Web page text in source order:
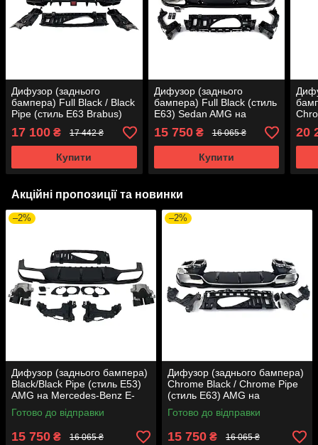
Дифузор (заднього
бампера) Full Black / Black
Pipe (стиль E63 Brabus)
AMG на Mercedes-Benz E-
Class W213 2016-2020
року
17 100 ₴ 17 442 ₴
Купити
Дифузор (заднього
бампера) Full Black (стиль
E63) Sedan AMG на
Mercedes-Benz E-Class
W213 2020-2023 роки
15 750₴ 16 065 ₴
Купити
20
Акційні пропозиції та новинки
–2%
Дифузор (заднього бампера)
Black/Black Pipe (стиль E53)
AMG на Mercedes-Benz E-
Class W213 2016-2020 року
Готово до відправки
15 750 ₴ 16 065 ₴
–2%
Дифузор (заднього бампера)
Chrome Black / Chrome Pipe
(стиль E63) AMG на
Mercedes-Benz E-Class W213
2016-2020 року
Готово до відправки
15 750 ₴ 16 065 ₴